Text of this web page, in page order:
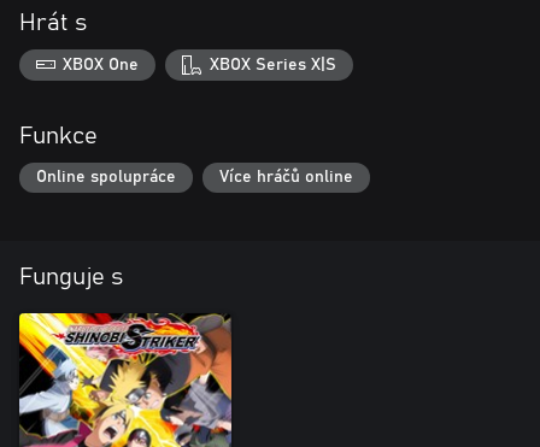
Hrát s
XBOX One XBOX Series X|S
Funkce
Online spolupráce Více hráčů online
Funguje s